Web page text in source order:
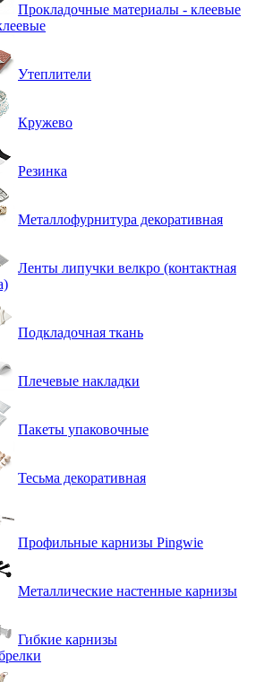
Прокладочные материалы - клеевые
Утеплители
Кружево
Резинка
Металлофурнитура декоративная
Ленты липучки велкро (контактная
Подкладочная ткань
Плечевые накладки
Пакеты упаковочные
Тесьма декоративная
Профильные карнизы Pingwie
Металлические настенные карнизы
Гибкие карнизы